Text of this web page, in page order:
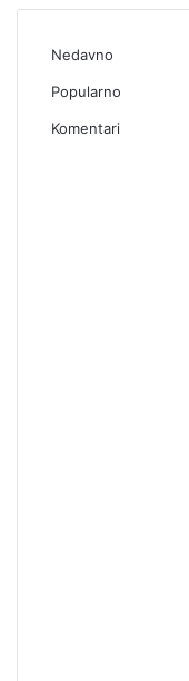
Nedavno
Popularno
Komentari